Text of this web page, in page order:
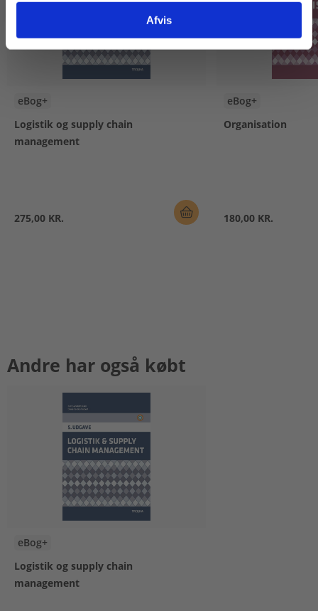
Afvis
eBog+
Logistik og supply chain
management
275,00 KR.
eBog+
Organisation
180,00 KR.
Andre har også købt
eBog+
Logistik og supply chain
management